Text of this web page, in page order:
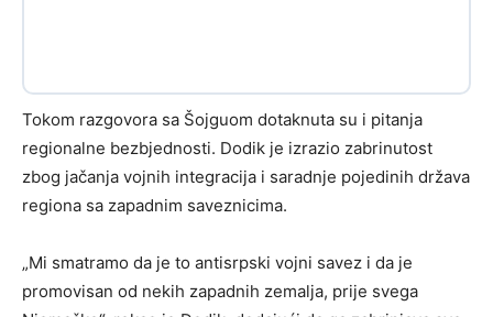
Tokom razgovora sa Šojguom dotaknuta su i pitanja
regionalne bezbjednosti. Dodik je izrazio zabrinutost
zbog jačanja vojnih integracija i saradnje pojedinih država
regiona sa zapadnim saveznicima.
„Mi smatramo da je to antisrpski vojni savez i da je
promovisan od nekih zapadnih zemalja, prije svega